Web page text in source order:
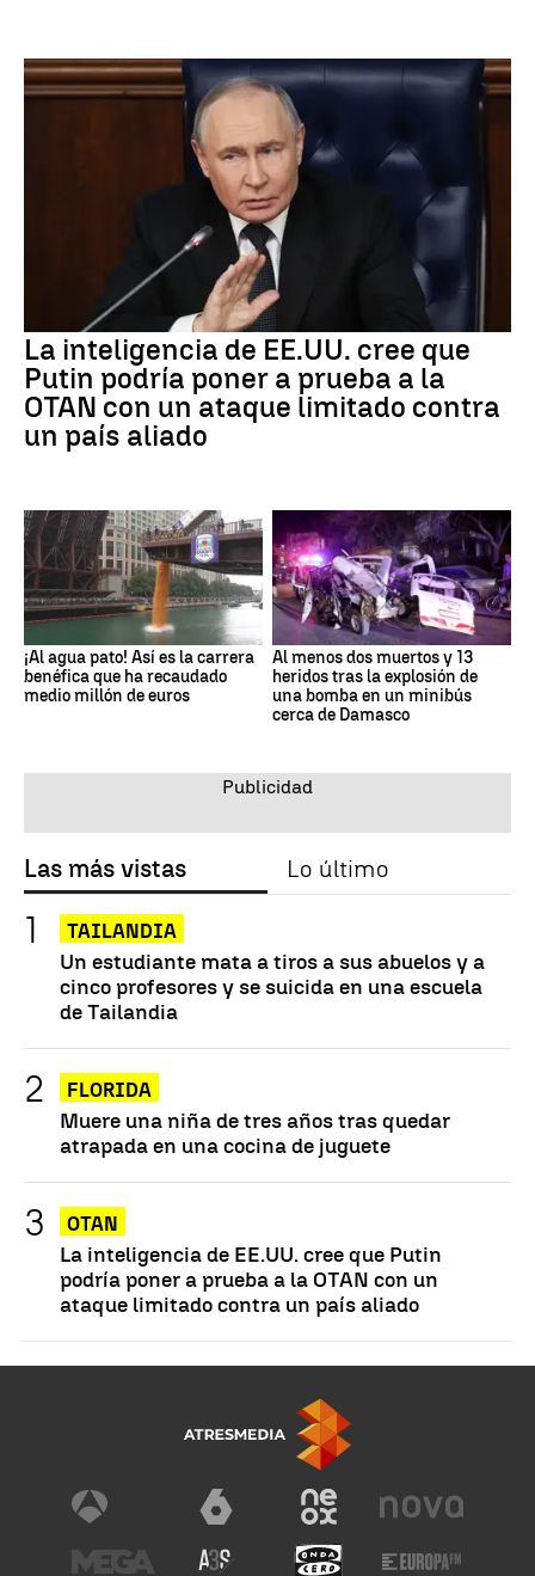
La inteligencia de EE.UU. cree que
Putin podría poner a prueba a la
OTAN con un ataque limitado contra
un país aliado
¡Al agua pato! Así es la carrera
benéfica que ha recaudado
medio millón de euros
Al menos dos muertos y 13
heridos tras la explosión de
una bomba en un minibús
cerca de Damasco
Las más vistas Lo último
TAILANDIA
Un estudiante mata a tiros a sus abuelos y a
cinco profesores y se suicida en una escuela
de Tailandia
FLORIDA
Muere una niña de tres años tras quedar
atrapada en una cocina de juguete
OTAN
La inteligencia de EE.UU. cree que Putin
podría poner a prueba a la OTAN con un
ataque limitado contra un país aliado